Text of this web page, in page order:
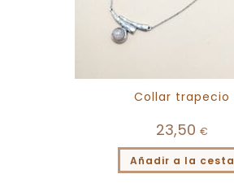
Collar trapecio
23,50 €
Añadir a la cesta